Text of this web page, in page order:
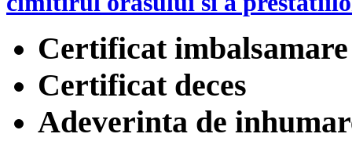
Certificat imbalsamare
Certificat deces
Adeverinta de